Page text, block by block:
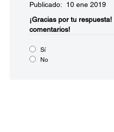
Publicado: 10 ene 2019
¡Gracias por tu respuesta!
comentarios!
Sí
No